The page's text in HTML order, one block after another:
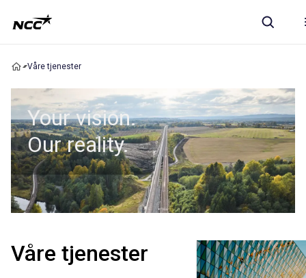
Våre tjenester
Your vision.
Our reality.
Våre tjenester